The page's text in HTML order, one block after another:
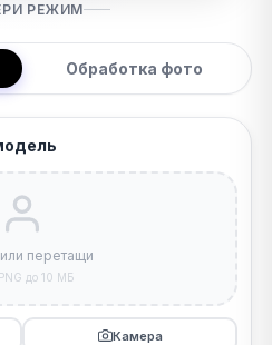
РЕЖИМ
Обработка фото
перетащи
до 10 МБ
Камера